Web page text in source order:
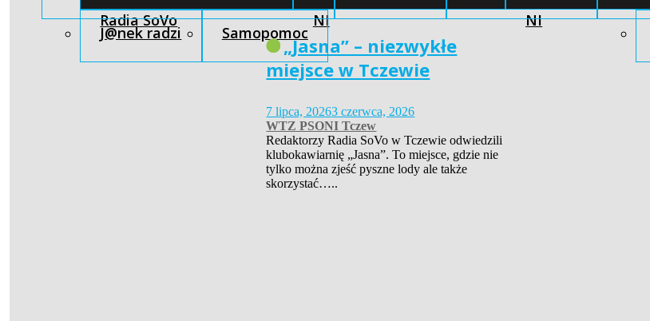
Radia SoVo NI NI
J@nek radzi Samopomoc
„Jasna” – niezwykłe
miejsce w Tczewie
7 lipca, 20263 czerwca, 2026
WTZ PSONI Tczew
Redaktorzy Radia SoVo w Tczewie odwiedzili
klubokawiarnię „Jasna”. To miejsce, gdzie nie
tylko można zjeść pyszne lody ale także
skorzystać…..